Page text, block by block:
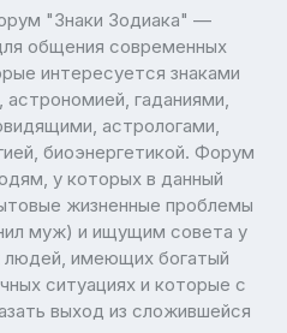
"Знаки Зодиака" —
общения современных
интересуется знаками
астрономией, гаданиями,
астрологами,
биоэнергетикой. Форум
у которых в данный
жизненные проблемы
муж) и ищущим совета у
людей, имеющих богатый
ситуациях и которые с
выход из сложившейся